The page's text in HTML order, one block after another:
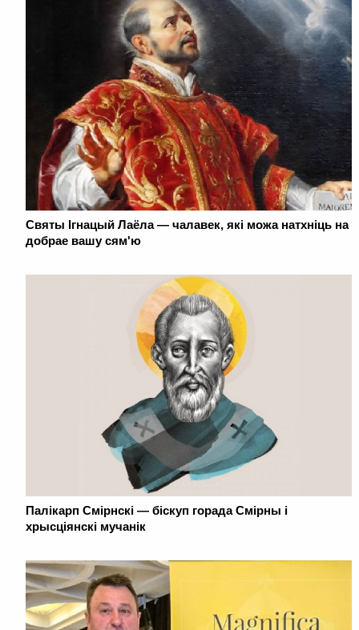
Святы Ігнацый Лаёла — чалавек, які можа натхніць на
добрае вашу сям'ю
Палікарп Смірнскі — біскуп горада Смірны і
хрысціянскі мучанік